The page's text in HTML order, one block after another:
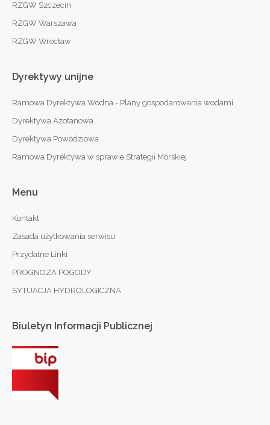
RZGW Szczecin
RZGW Warszawa
RZGW Wrocław
Dyrektywy unijne
Ramowa Dyrektywa Wodna - Plany gospodarowania wodami
Dyrektywa Azotanowa
Dyrektywa Powodziowa
Ramowa Dyrektywa w sprawie Strategii Morskiej
Menu
Kontakt
Zasada użytkowania serwisu
Przydatne Linki
PROGNOZA POGODY
SYTUACJA HYDROLOGICZNA
Biuletyn Informacji Publicznej